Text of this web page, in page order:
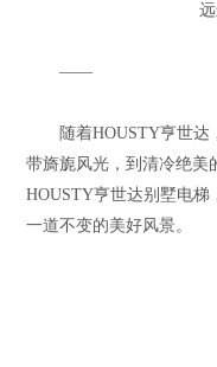
——
随着HOUSTY亨世达
带旖旎风光，到清冷绝美
HOUSTY亨世达别墅电
一道不变的美好风景。